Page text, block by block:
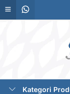
Kategori